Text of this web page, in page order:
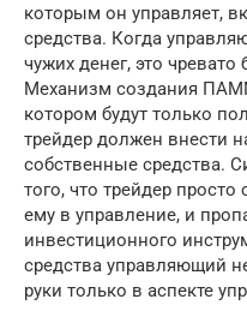
которым он управляет,
средства. Когда
чужих денег, это
Механизм создания
котором будут только
трейдер должен внести
собственные средства.
того, что трейдер
ему в управление, и
инвестиционного
средства управляющий
руки только в аспекте